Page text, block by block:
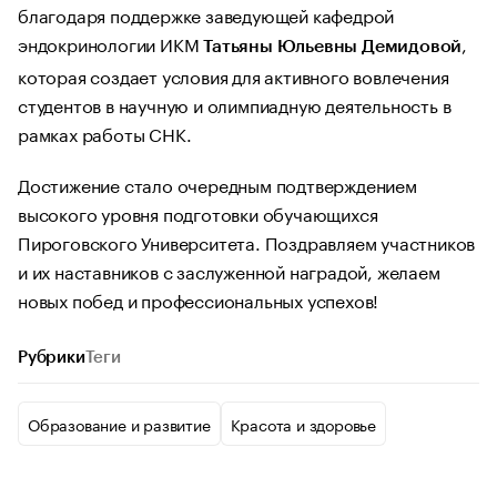
благодаря поддержке заведующей кафедрой
эндокринологии ИКМТатьяны Юльевны Демидовой,
которая создает условия для активного вовлечения
студентов в научную и олимпиадную деятельность в
рамках работы СНК.
Достижение стало очередным подтверждением
высокого уровня подготовки обучающихся
Пироговского Университета. Поздравляем участников
и их наставников с заслуженной наградой, желаем
новых побед и профессиональных успехов!
Рубрики Теги
Образование и развитие Красота и здоровье